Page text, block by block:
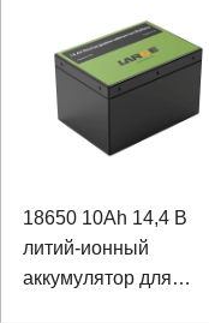
18650 10Ah 14,4 В
литий-ионный
аккумулятор для